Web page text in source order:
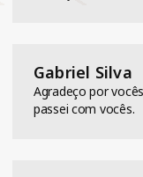
Gabriel Silva
Agradeço por
passei com vocês.